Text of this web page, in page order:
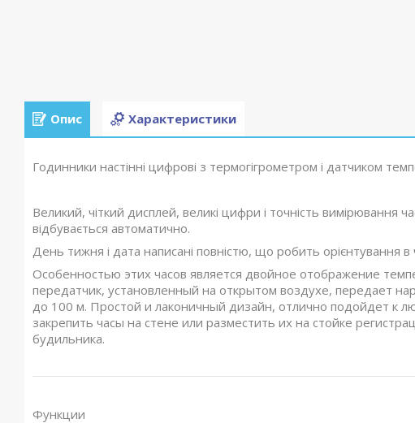
Опис Характеристики
Годинники настінні цифрові з термогігрометром і датчиком
Великий, чіткий дисплей, великі цифри і точність вимірювання
відбувається автоматично.
День тижня і дата написані повністю, що робить орієнтування в
Особенностью этих часов является двойное отображение
передатчик, установленный на открытом воздухе, передает
до 100 м. Простой и лаконичный дизайн, отлично подойдет к
закрепить часы на стене или разместить их на стойке
будильника.
Функции